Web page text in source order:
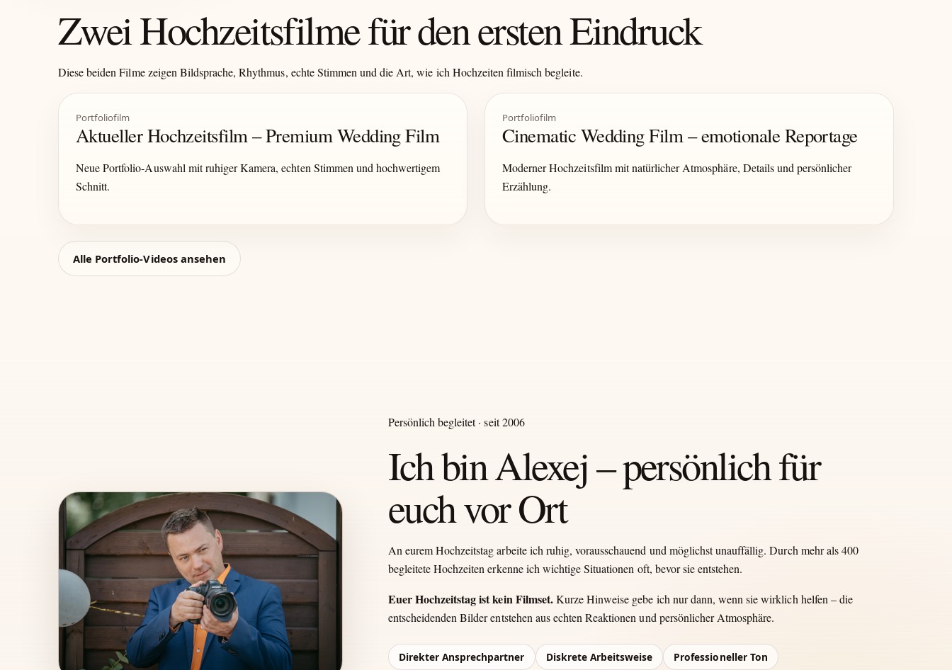
Zwei Hochzeitsfilme für den ersten Eindruck
Diese beiden Filme zeigen Bildsprache, Rhythmus, echte Stimmen und die Art, wie ich Hochzeiten filmisch begleite.
Portfoliofilm
Aktueller Hochzeitsfilm – Premium Wedding Film
Neue Portfolio-Auswahl mit ruhiger Kamera, echten Stimmen und hochwertigem
Schnitt.
Portfoliofilm
Cinematic Wedding Film – emotionale Reportage
Moderner Hochzeitsfilm mit natürlicher Atmosphäre, Details und persönlicher
Erzählung.
Alle Portfolio-Videos ansehen
Persönlich begleitet · seit 2006
Ich bin Alexej – persönlich für
euch vor Ort
An eurem Hochzeitstag arbeite ich ruhig, vorausschauend und möglichst unauffällig. Durch mehr als 400
begleitete Hochzeiten erkenne ich wichtige Situationen oft, bevor sie entstehen.
Euer Hochzeitstag ist kein Filmset.Kurze Hinweise gebe ich nur dann, wenn sie wirklich helfen – die
entscheidenden Bilder entstehen aus echten Reaktionen und persönlicher Atmosphäre.
Direkter Ansprechpartner Diskrete Arbeitsweise
Professioneller Ton